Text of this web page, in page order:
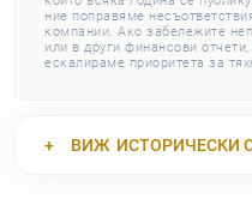
ние поправяме
компании. Ако забележите
или в други финансови
ескалираме приоритета за
ВИЖ ИСТОРИЧЕСКИ